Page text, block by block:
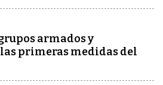
armados y
primeras medidas del